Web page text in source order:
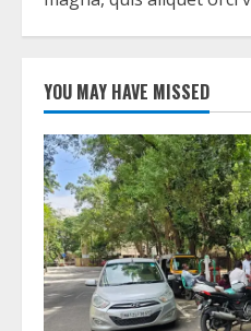
YOU MAY HAVE MISSED